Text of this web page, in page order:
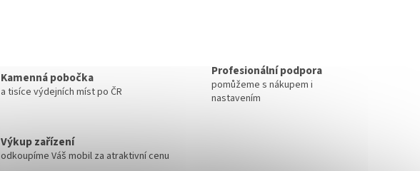
Kamenná pobočka
a tisíce výdejních míst po ČR
Profesionální podpora
pomůžeme s nákupem i
nastavením
Výkup zařízení
odkoupíme Váš mobil za atraktivní cenu